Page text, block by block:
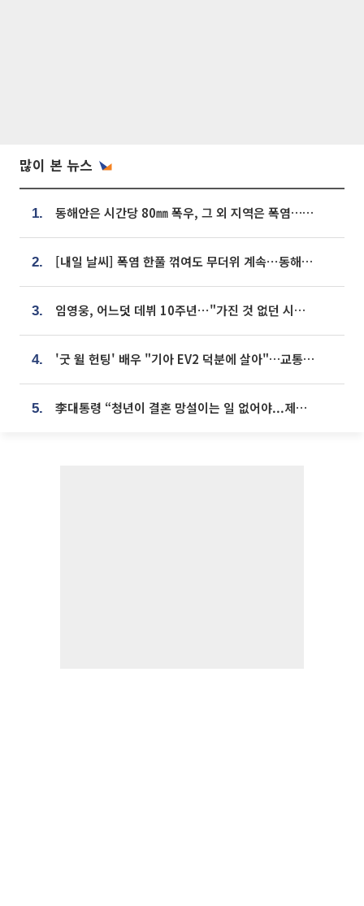
많이 본 뉴스
1. 동해안은 시간당 80㎜ 폭우, 그 외 지역은 폭염…‘극과 극 날씨’
2. [내일 날씨] 폭염 한풀 꺾여도 무더위 계속⋯동해안 이틀 연속 비
3. 임영웅, 어느덧 데뷔 10주년⋯"가진 것 없던 시절, 내 앞엔 20명의 팬뿐"
4. '굿 윌 헌팅' 배우 "기아 EV2 덕분에 살아"…교통사고 후 안전성 극찬
5. 李대통령 “청년이 결혼 망설이는 일 없어야...제도상 불이익 조사”